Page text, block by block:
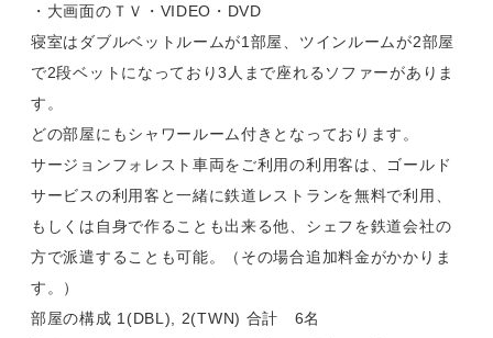
・大画面のＴＶ・VIDEO・DVD
寝室はダブルベットルームが1部屋、ツインルームが2部屋
で2段ベットになっており3人まで座れるソファーがありま
す。
どの部屋にもシャワールーム付きとなっております。
サージョンフォレスト車両をご利用の利用客は、ゴールド
サービスの利用客と一緒に鉄道レストランを無料で利用、
もしくは自身で作ることも出来る他、シェフを鉄道会社の
方で派遣することも可能。（その場合追加料金がかかりま
す。）
部屋の構成 1(DBL), 2(TWN) 合計 6名